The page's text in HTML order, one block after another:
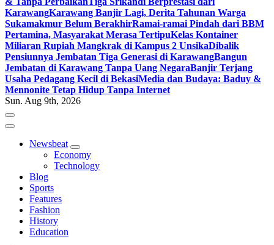
KarawangKarawang Banjir Lagi, Derita Tahunan Warga
Sukamakmur Belum BerakhirRamai-ramai Pindah dari BBM
Pertamina, Masyarakat Merasa TertipuKelas Kontainer
Miliaran Rupiah Mangkrak di Kampus 2 UnsikaDibalik
Pensiunnya Jembatan Tiga Generasi di KarawangBangun
Jembatan di Karawang Tanpa Uang NegaraBanjir Terjang
Usaha Pedagang Kecil di BekasiMedia dan Budaya: Baduy &
Mennonite Tetap Hidup Tanpa Internet
Sun. Aug 9th, 2026
Newsbeat
Economy
Technology
Blog
Sports
Features
Fashion
History
Education